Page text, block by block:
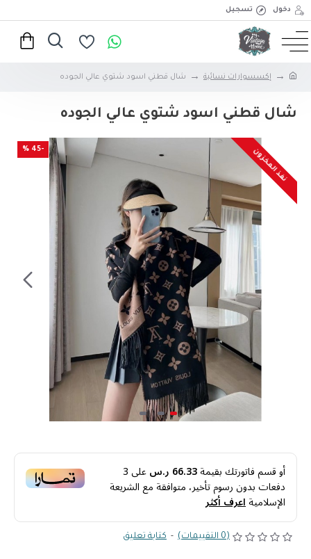
دخول تسجيل
إكسسوارات نسائية شال قطني اسود شتوي عالي الجوده
شال قطني اسود شتوي عالي الجوده
-45 % نفذ المخزون
أو قسم فاتورتك بقيمة66.33 ر.س على3
دفعات بدون رسوم تأخير، متوافقة مع الشريعة
الإسلاميةاعرف أكثر
(0 التقييمات) - كتابة تعليق